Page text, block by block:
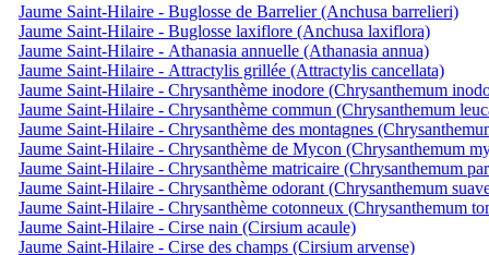
Jaume Saint-Hilaire - Buglosse de Barrelier (Anchusa barrelieri)
Jaume Saint-Hilaire - Buglosse laxiflore (Anchusa laxiflora)
Jaume Saint-Hilaire - Athanasia annuelle (Athanasia annua)
Jaume Saint-Hilaire - Attractylis grillée (Attractylis cancellata)
Jaume Saint-Hilaire - Chrysanthème inodore (Chrysanthemum
Jaume Saint-Hilaire - Chrysanthème commun (Chrysanthemum
Jaume Saint-Hilaire - Chrysanthème des montagnes
Jaume Saint-Hilaire - Chrysanthème de Mycon (Chrysanthemum
Jaume Saint-Hilaire - Chrysanthème matricaire (Chrysanthemum
Jaume Saint-Hilaire - Chrysanthème odorant (Chrysanthemum
Jaume Saint-Hilaire - Chrysanthème cotonneux (Chrysanthemum
Jaume Saint-Hilaire - Cirse nain (Cirsium acaule)
Jaume Saint-Hilaire - Cirse des champs (Cirsium arvense)